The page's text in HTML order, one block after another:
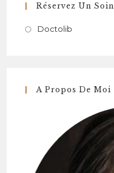
Réservez Un Soin
Doctolib
A Propos De Moi